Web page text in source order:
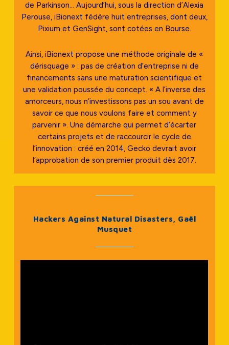
de Parkinson… Aujourd’hui, sous la direction d’Alexia
Perouse, iBionext fédère huit entreprises, dont deux,
Pixium et GenSight, sont cotées en Bourse.
Ainsi, iBionext propose une méthode originale de «
dérisquage » : pas de création d’entreprise ni de
financements sans une maturation scientifique et
une validation poussée du concept. « A l’inverse des
amorceurs, nous n’investissons pas un sou avant de
savoir ce que nous voulons faire et comment y
parvenir ». Une démarche qui permet d’écarter
certains projets et de raccourcir le cycle de
l’innovation : créé en 2014, Gecko devrait avoir
l’approbation de son premier produit dès 2017.
Hackers Against Natural Disasters, Gaël
Musquet